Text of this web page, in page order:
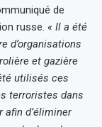
de
russe. « Il a été
d’organisations
et gazière
utilisés ces
terroristes dans
afin d’éliminer